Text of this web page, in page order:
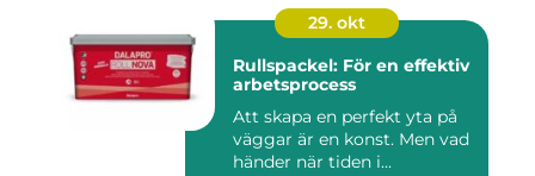
29. okt
Rullspackel: För en effektiv
arbetsprocess
Att skapa en perfekt yta på
väggar är en konst. Men vad
händer när tiden i...